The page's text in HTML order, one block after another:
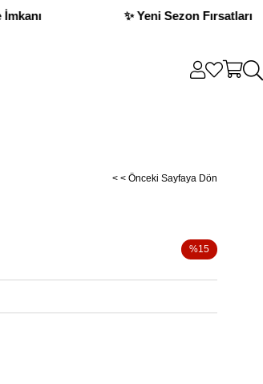
💳 Kapıda Ödeme İmkanı
< < Önceki Sayfaya Dön
%15